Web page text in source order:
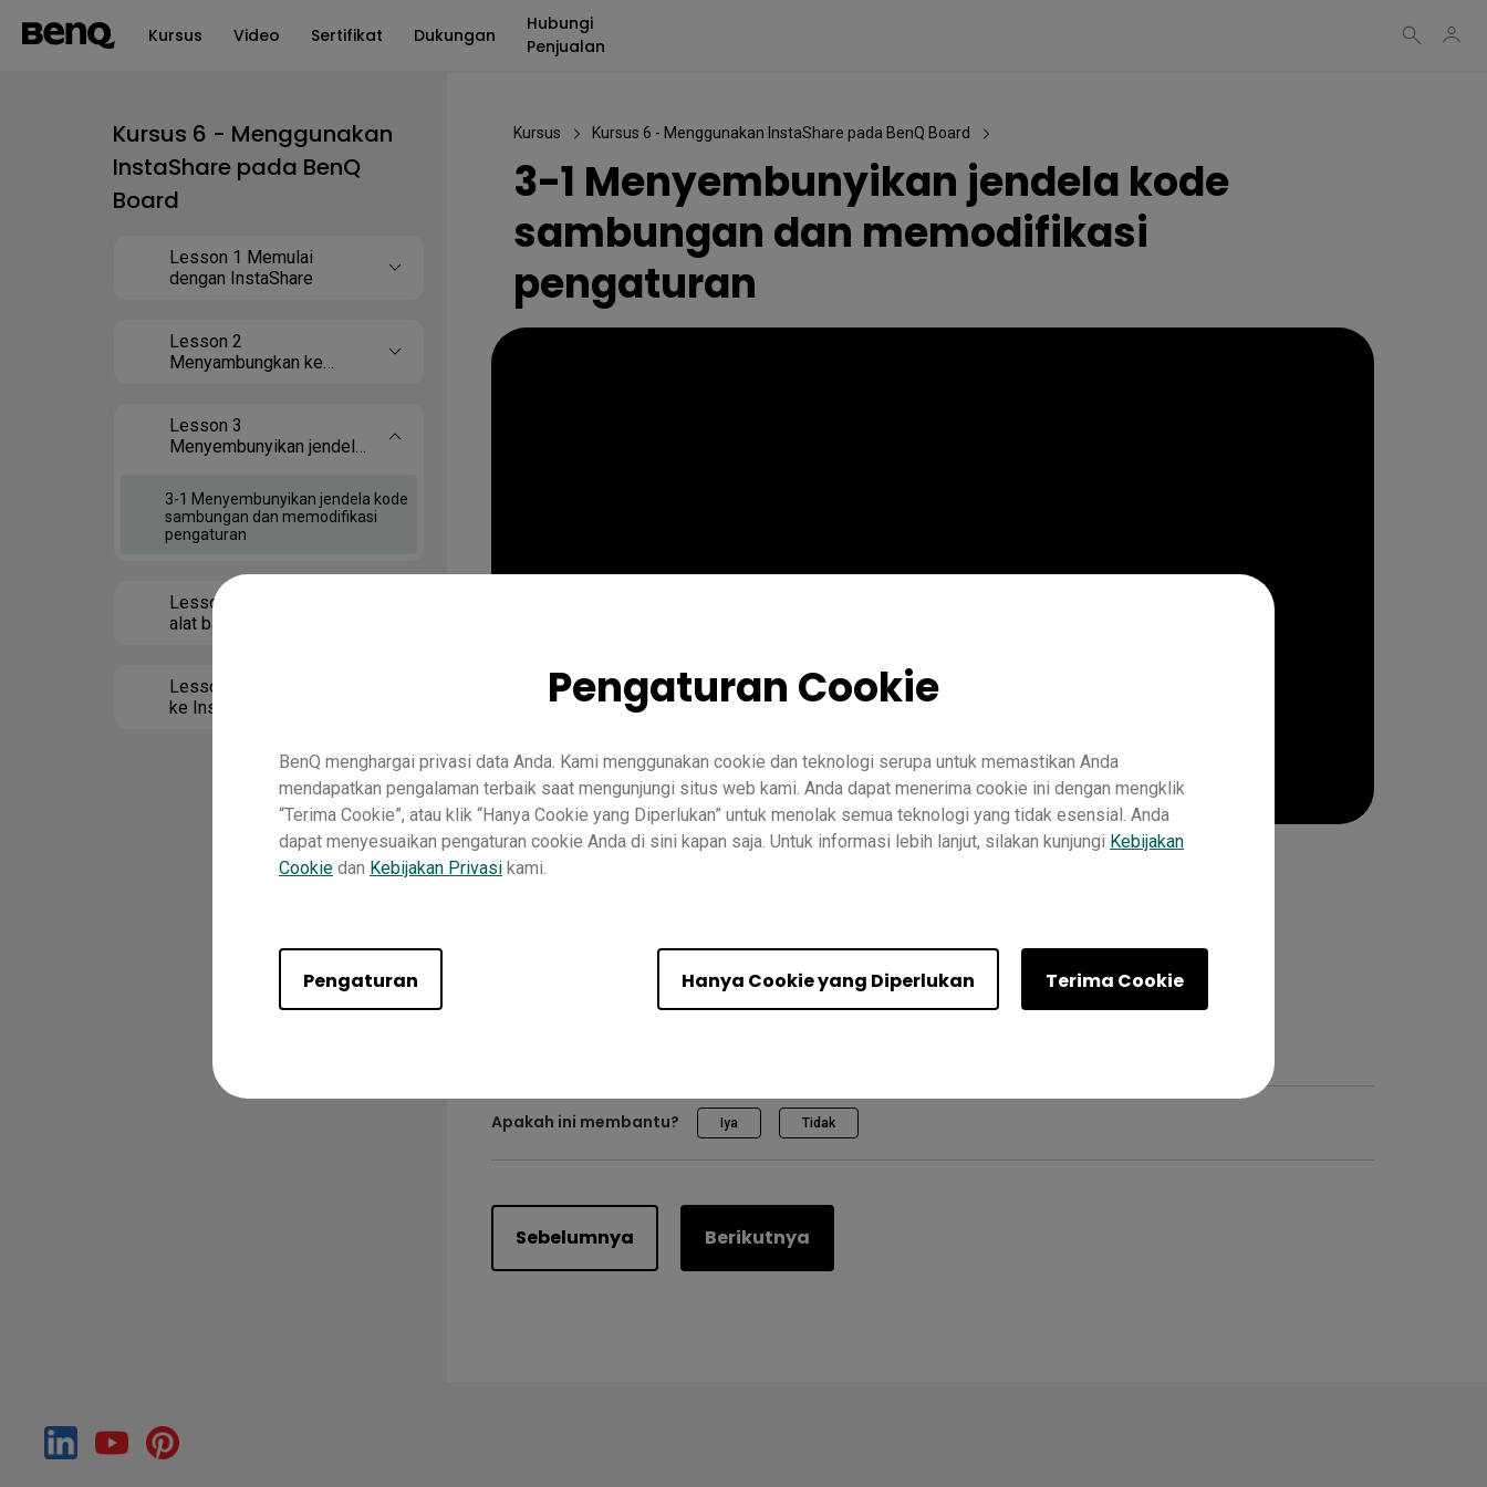
Kursus Video Sertifikat Dukungan
Hubungi
Penjualan
Pengaturan Cookie
BenQ menghargai privasi data Anda. Kami menggunakan cookie dan teknologi serupa untuk memastikan Anda
mendapatkan pengalaman terbaik saat mengunjungi situs web kami. Anda dapat menerima cookie ini dengan mengklik
“Terima Cookie”, atau klik “Hanya Cookie yang Diperlukan” untuk menolak semua teknologi yang tidak esensial. Anda
dapat menyesuaikan pengaturan cookie Anda di sini kapan saja. Untuk informasi lebih lanjut, silakan kunjungi Kebijakan
Cookie dan Kebijakan Privasi kami.
Pengaturan Hanya Cookie yang Diperlukan Terima Cookie
Kursus 6 - Menggunakan
InstaShare pada BenQ
Board
Lesson 1 Memulai
dengan InstaShare
Lesson 2
Menyambungkan ke
pribadi
Lesson 3
Menyembunyikan jendela
memodifikasi pengaturan
3-1 Menyembunyikan jendela kode
sambungan dan memodifikasi
pengaturan
Lesson 4 Menggunakan
alat bantu mengambang
Lesson 5 Meningkatkan
ke InstaShare 2
Kursus Kursus 6 - Menggunakan InstaShare pada BenQ Board
3-1 Menyembunyikan jendela kode
sambungan dan memodifikasi
pengaturan
Apakah ini membantu? Iya Tidak
Sebelumnya Berikutnya